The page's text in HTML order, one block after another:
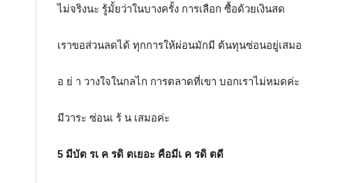
ไม่จริงนะ รู้มั้ยว่าในบางครั้ง การเลือก ซื้อด้วยเงินสด
เราขอส่วนลดได้ ทุกการให้ผ่อนมักมี ต้นทุนซ่อนอยู่เสมอ
อ ย่ า วางใจในกลไก การตลาดที่เขา บอกเราไม่หมดค่ะ
มีวาระ ซ่อนเ ร้ น เสมอค่ะ
5 มีบัต รเ ค รดิ ตเยอะ คือมีเ ค รดิ ตดี